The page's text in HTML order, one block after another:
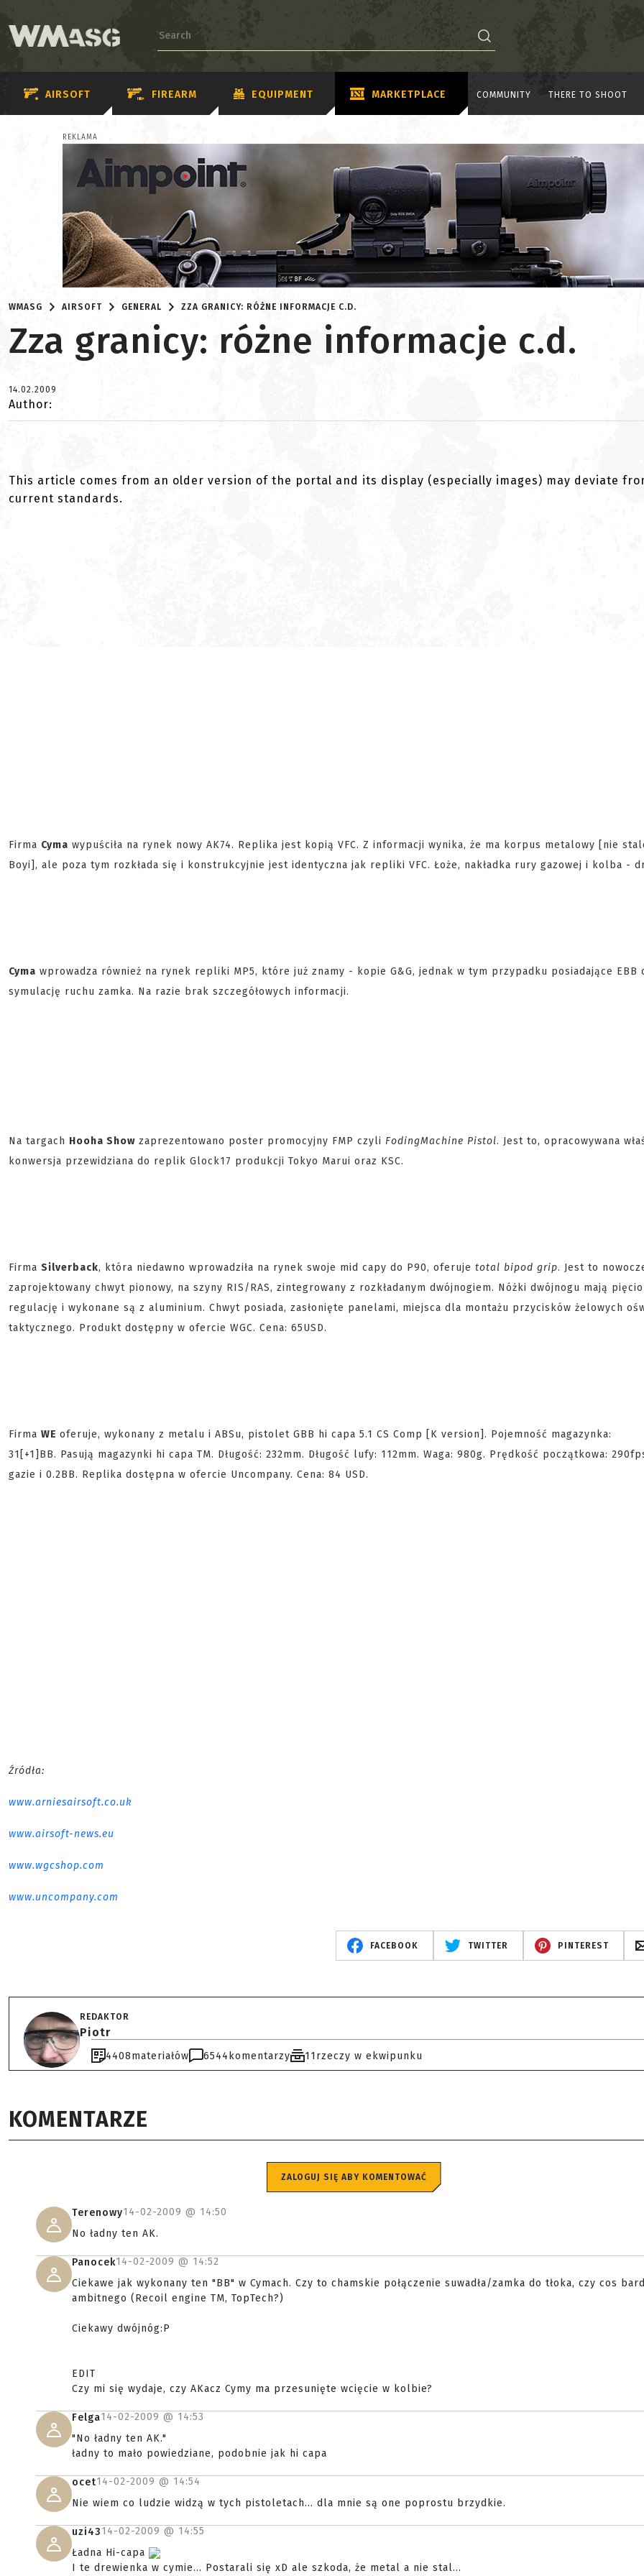
AIRSOFT FIREARM EQUIPMENT MARKETPLACE COMMUNITY THERE TO SHOOT
REKLAMA
WMASG AIRSOFT GENERAL ZZA GRANICY: RÓŻNE INFORMACJE C.D.
Zza granicy: różne informacje c.d.
14.02.2009
Author:
This article comes from an older version of the portal and its display (especially images) may deviate
current standards.
Firma Cyma wypuściła na rynek nowy AK74. Replika jest kopią VFC. Z informacji wynika, że ma korpus metalowy [nie
Boyi], ale poza tym rozkłada się i konstrukcyjnie jest identyczna jak repliki VFC. Łoże, nakładka rury gazowej i kolba -
Cyma wprowadza również na rynek repliki MP5, które już znamy - kopie G&G, jednak w tym przypadku posiadające EBB
symulację ruchu zamka. Na razie brak szczegółowych informacji.
Na targach Hooha Show zaprezentowano poster promocyjny FMP czyli FodingMachine Pistol. Jest to, opracowywana
konwersja przewidziana do replik Glock17 produkcji Tokyo Marui oraz KSC.
Firma Silverback, która niedawno wprowadziła na rynek swoje mid capy do P90, oferuje total bipod grip. Jest to
zaprojektowany chwyt pionowy, na szyny RIS/RAS, zintegrowany z rozkładanym dwójnogiem. Nóżki dwójnogu mają
regulację i wykonane są z aluminium. Chwyt posiada, zasłonięte panelami, miejsca dla montażu przycisków żelowych
taktycznego. Produkt dostępny w ofercie WGC. Cena: 65USD.
Firma WE oferuje, wykonany z metalu i ABSu, pistolet GBB hi capa 5.1 CS Comp [K version]. Pojemność magazynka:
31[+1]BB. Pasują magazynki hi capa TM. Długość: 232mm. Długość lufy: 112mm. Waga: 980g. Prędkość początkowa:
gazie i 0.2BB. Replika dostępna w ofercie Uncompany. Cena: 84 USD.
Źródła:
www.arniesairsoft.co.uk
www.airsoft-news.eu
www.wgcshop.com
www.uncompany.com
FACEBOOK TWITTER PINTEREST
REDAKTOR
Piotr
4408materiałów 6544 komentarzy 11rzeczy w ekwipunku
KOMENTARZE
ZALOGUJ SIĘ ABY KOMENTOWAĆ
Terenowy14-02-2009 @ 14:50
No ładny ten AK.
Panocek14-02-2009 @ 14:52
Ciekawe jak wykonany ten "BB" w Cymach. Czy to chamskie połączenie suwadła/zamka do tłoka, czy cos
ambitnego (Recoil engine TM, TopTech?)
Ciekawy dwójnóg:P
EDIT
Czy mi się wydaje, czy AKacz Cymy ma przesunięte wcięcie w kolbie?
Felga14-02-2009 @ 14:53
"No ładny ten AK."
ładny to mało powiedziane, podobnie jak hi capa
ocet14-02-2009 @ 14:54
Nie wiem co ludzie widzą w tych pistoletach... dla mnie są one poprostu brzydkie.
uzi4314-02-2009 @ 14:55
Ładna Hi-capa
I te drewienka w cymie... Postarali się xD ale szkoda, że metal a nie stal...